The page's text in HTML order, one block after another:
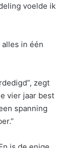
voelde ik
alles in één
zegt
vier jaar best
spanning